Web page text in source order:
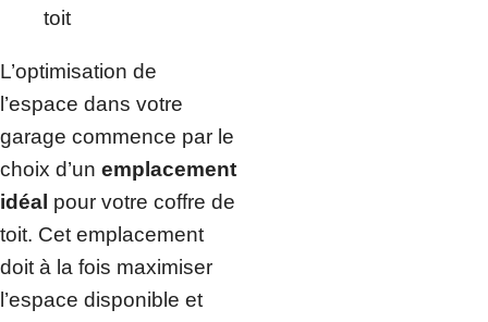
L’optimisation de
l’espace dans votre
garage commence par le
choix d’un emplacement
idéal pour votre coffre de
toit. Cet emplacement
doit à la fois maximiser
l’espace disponible et